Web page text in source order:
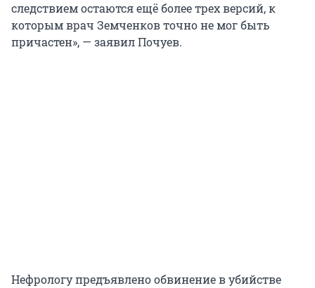
следствием остаются ещё более трех версий, к
которым врач Земченков точно не мог быть
причастен», — заявил Почуев.
Нефрологу предъявлено обвинение в убийстве